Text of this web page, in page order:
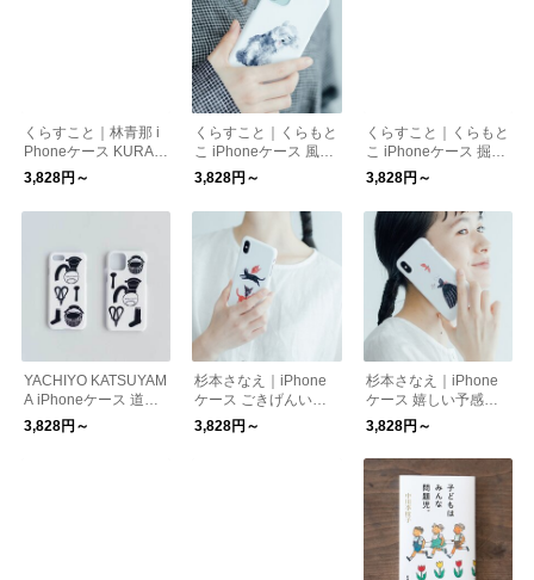
くらすこと｜林青那 i
Phoneケース KURAS
UKOTO 赤【受注生
産・同梱不可】
3,828円～
くらすこと｜くらもと
こ iPhoneケース 風に
吹かれる犬【受注生
産・同梱不可】
3,828円～
くらすこと｜くらもと
こ iPhoneケース 掘り
出し物【受注生産・同
梱不可】
3,828円～
YACHIYO KATSUYAM
A iPhoneケース 道具
【受注生産・同梱不
可】
3,828円～
杉本さなえ｜iPhone
ケース ごきげんいか
が【受注生産・同梱不
可】
3,828円～
杉本さなえ｜iPhone
ケース 嬉しい予感
【受注生産・同梱不
可】
3,828円～